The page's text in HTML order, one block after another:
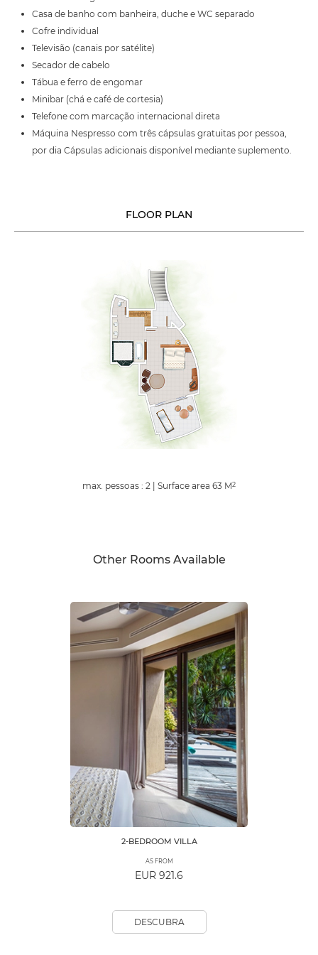
Casa de banho com banheira, duche e WC separado
Cofre individual
Televisão (canais por satélite)
Secador de cabelo
Tábua e ferro de engomar
Minibar (chá e café de cortesia)
Telefone com marcação internacional direta
Máquina Nespresso com três cápsulas gratuitas por pessoa,
por dia Cápsulas adicionais disponível mediante suplemento.
FLOOR PLAN
max. pessoas : 2 Surface area 63 M2
Other Rooms Available
2-BEDROOM VILLA
AS FROM
EUR 921.6
DESCUBRA